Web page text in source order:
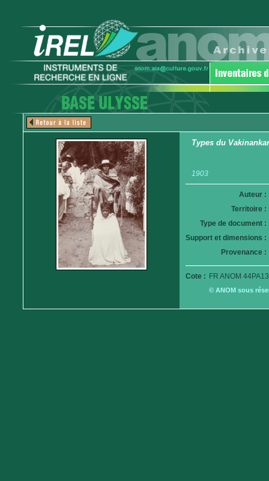
Types du
1903
Auteur :
Territoire :
Type de document :
Support et dimensions :
Provenance :
Cote : FR ANOM
© ANOM sous